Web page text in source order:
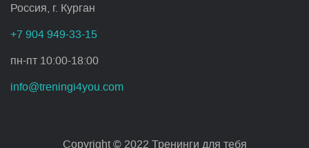
Россия, г. Курган
+7 904 949-33-15
пн-пт 10:00-18:00
info@treningi4you.com
Copyright © 2022 Тренинги для тебя